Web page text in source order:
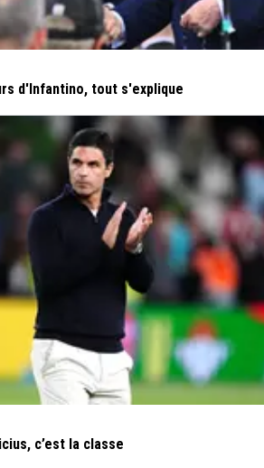
d'Infantino, tout s'explique
c’est la classe